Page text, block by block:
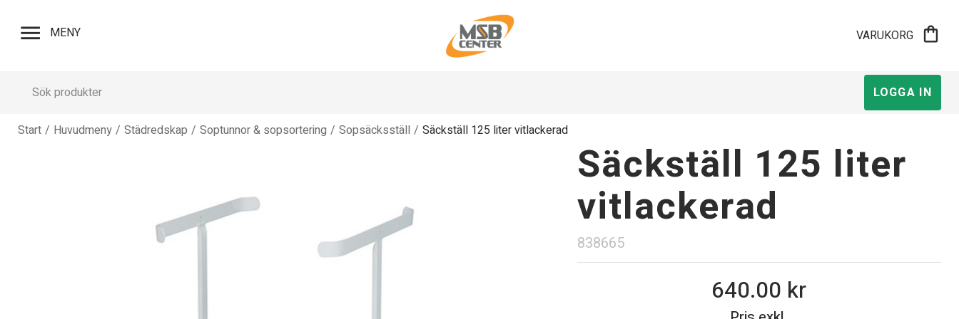
menu MENY VARUKORG shopping_bag
LOGGA IN
Start / Huvudmeny / Städredskap / Soptunnor & sopsortering / Sopsäcksställ / Säckställ 125 liter vitlackerad
Säckställ 125 liter
vitlackerad
838665
640.00